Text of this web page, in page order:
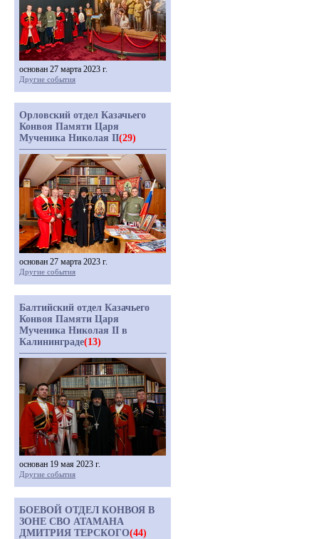
основан 27 марта 2023 г.
Другие события
Орловский отдел Казачьего
Конвоя Памяти Царя
Мученика Николая II(29)
основан 27 марта 2023 г.
Другие события
Балтийский отдел Казачьего
Конвоя Памяти Царя
Мученика Николая II в
Калининграде(13)
основан 19 мая 2023 г.
Другие события
БОЕВОЙ ОТДЕЛ КОНВОЯ В
ЗОНЕ СВО АТАМАНА
ДМИТРИЯ ТЕРСКОГО(44)